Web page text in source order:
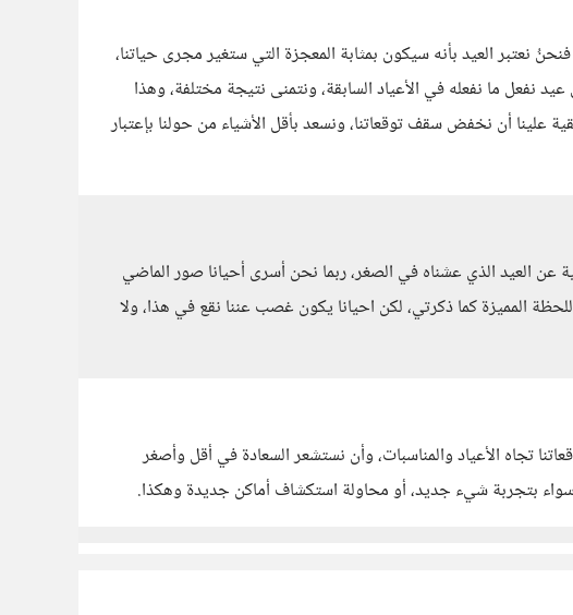
نعتبر العيد بأنه سيكون بمثابة المعجزة التي ستغير مجرى حياتنا،
نفعل ما نفعله في الأعياد السابقة، ونتمنى نتيجة مختلفة، وهذا
علينا أن نخفض سقف توقعاتنا، ونسعد بأقل الأشياء من حولنا بإعتبار
عن العيد الذي عشناه في الصغر، ربما نحن أسرى أحيانا صور الماضي
المميزة كما ذكرتي، لكن احيانا يكون غصب عننا نقع في هذا، ولا
تجاه الأعياد والمناسبات، وأن نستشعر السعادة في أقل وأصغر
سواء بتجربة شيء جديد، أو محاولة استكشاف أماكن جديدة وهكذا.